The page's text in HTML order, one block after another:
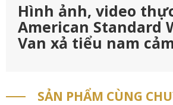
Hình ảnh, video
American Standard
Van xả tiểu nam
SẢN PHẨM CÙNG